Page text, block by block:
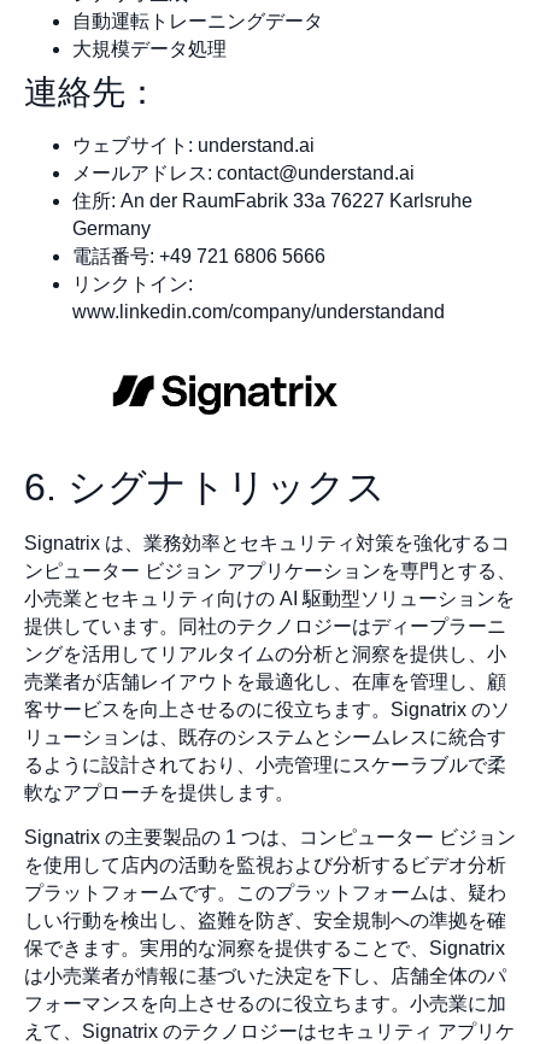
自動運転トレーニングデータ
大規模データ処理
連絡先：
ウェブサイト: understand.ai
メールアドレス: contact@understand.ai
住所: An der RaumFabrik 33a 76227 Karlsruhe
Germany
電話番号: +49 721 6806 5666
リンクトイン:
www.linkedin.com/company/understandand
6. シグナトリックス
Signatrix は、業務効率とセキュリティ対策を強化するコ
ンピューター ビジョン アプリケーションを専門とする、
小売業とセキュリティ向けの AI 駆動型ソリューションを
提供しています。同社のテクノロジーはディープラーニ
ングを活用してリアルタイムの分析と洞察を提供し、小
売業者が店舗レイアウトを最適化し、在庫を管理し、顧
客サービスを向上させるのに役立ちます。Signatrix のソ
リューションは、既存のシステムとシームレスに統合す
るように設計されており、小売管理にスケーラブルで柔
軟なアプローチを提供します。
Signatrix の主要製品の 1 つは、コンピューター ビジョン
を使用して店内の活動を監視および分析するビデオ分析
プラットフォームです。このプラットフォームは、疑わ
しい行動を検出し、盗難を防ぎ、安全規制への準拠を確
保できます。実用的な洞察を提供することで、Signatrix
は小売業者が情報に基づいた決定を下し、店舗全体のパ
フォーマンスを向上させるのに役立ちます。小売業に加
えて、Signatrix のテクノロジーはセキュリティ アプリケ